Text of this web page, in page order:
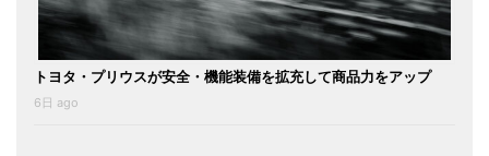
トヨタ・プリウスが安全・機能装備を拡充して商品力をアップ
6日 ago